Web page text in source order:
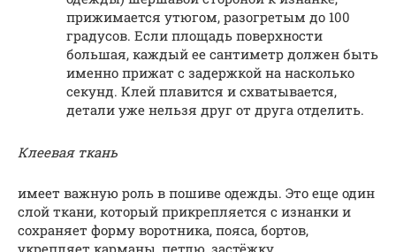
прижимается утюгом, разогретым до 100
градусов. Если площадь поверхности
большая, каждый ее сантиметр должен быть
именно прижат с задержкой на насколько
секунд. Клей плавится и схватывается,
детали уже нельзя друг от друга отделить.
Клеевая ткань
имеет важную роль в пошиве одежды. Это еще один
слой ткани, который прикрепляется с изнанки и
сохраняет форму воротника, пояса, бортов,
укрепляет карманы, петлю, застёжку.